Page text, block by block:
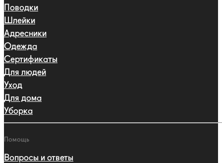
Поводки
Шлейки
Адресники
Одежда
Сертификаты
Для людей
Уход
Для дома
Уборка
Помощь
Вопросы и ответы